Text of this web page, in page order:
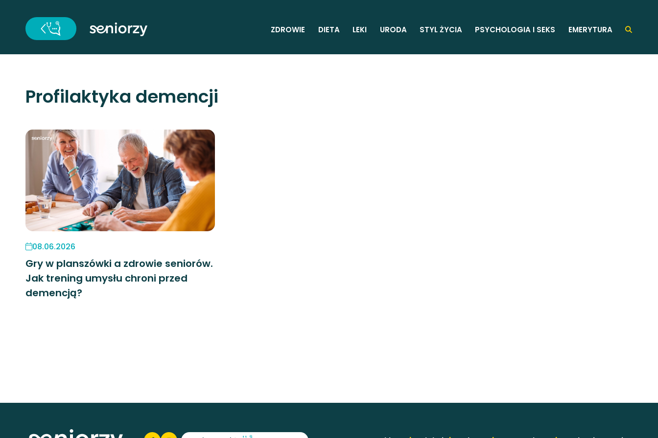
ZDROWIE DIETA LEKI URODA STYL ŻYCIA PSYCHOLOGIA I SEKS EMERYTURA
Profilaktyka demencji
08.06.2026
Gry w planszówki a zdrowie seniorów.
Jak trening umysłu chroni przed
demencją?